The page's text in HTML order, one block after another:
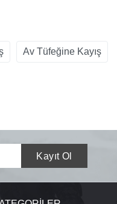
Av Tüfeğine Kayış